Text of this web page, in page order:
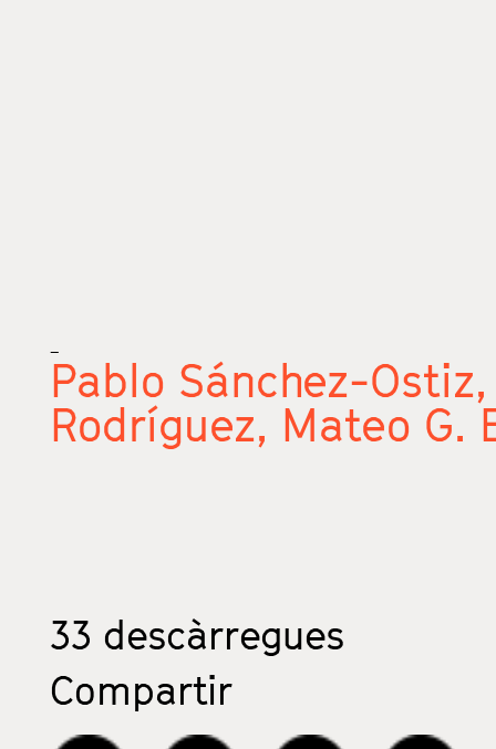
_
Pablo Sánchez-
Rodríguez, Mateo G.
33 descàrregues
Compartir